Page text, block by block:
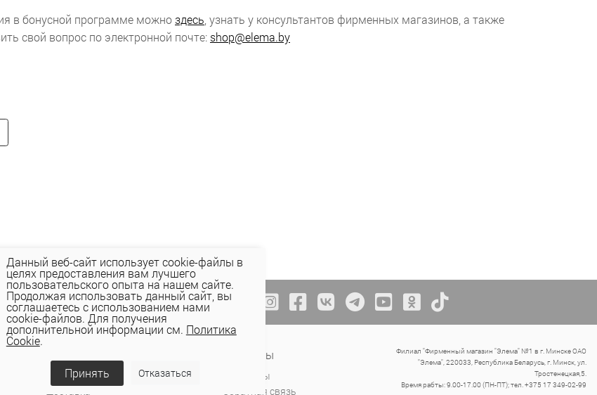
в бонусной программе можно здесь , узнать у консультантов фирменных магазинов, а также
свой вопрос по электронной почте: shop@elema.by
Elema(email, viber) или
Оплата
Доставка
Контакты
Магазины
Обратная связь
Филиал "Фирменный магазин "Элема" №1 в г. Минске ОАО
"Элема", 220033, Республика Беларусь, г. Минск, ул.
Тростенецкая,5.
Время рабты: 9.00-17.00 (ПН-ПТ); тел. +375 17 349-02-99
Данный веб-сайт использует cookie-файлы в
целях предоставления вам лучшего
пользовательского опыта на нашем сайте.
Продолжая использовать данный сайт, вы
соглашаетесь с использованием нами
cookie-файлов. Для получения
дополнительной информации см. Политика
Cookie.
Принять Отказаться